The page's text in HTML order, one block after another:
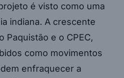
é visto como uma
indiana. A crescente
Paquistão e o CPEC,
como movimentos
enfraquecer a